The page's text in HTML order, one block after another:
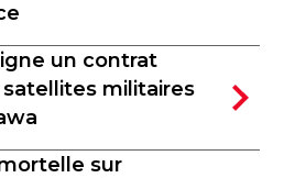
un contrat
militaires
sur